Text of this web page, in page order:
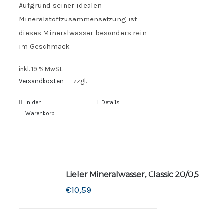
Aufgrund seiner idealen
Mineralstoffzusammensetzung ist
dieses Mineralwasser besonders rein
im Geschmack
inkl. 19 % MwSt.
zzgl.
Versandkosten
In den
Warenkorb
Details
Lieler Mineralwasser, Classic 20/0,5
€10,59